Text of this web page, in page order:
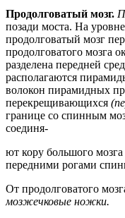
Продолговатый мозг.
позади моста. На
продолговатый мозг
продолговатого мозга
разделена передней
располагаются
волокон пирамидных
перекрещивающихся
границе со спинным
соединя-
ют кору большого
передними рогами
От продолговатого
мозжечковые ножки.